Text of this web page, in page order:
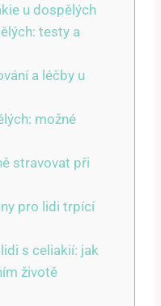
u dospělých
testy a
a léčby u
možné
stravovat při
pro lidi trpící
s celiakií: jak
životě